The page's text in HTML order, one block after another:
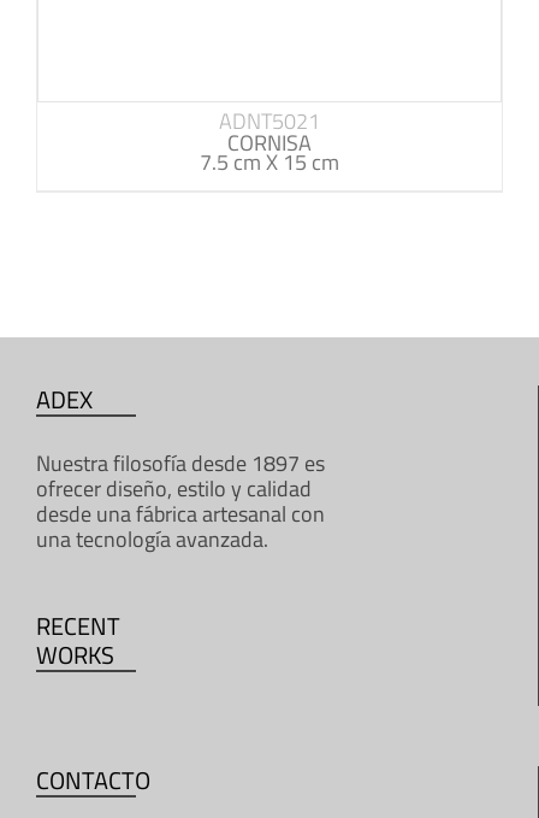
ADNT5021
CORNISA
7.5 cm X 15 cm
ADEX
Nuestra filosofía desde 1897 es
ofrecer diseño, estilo y calidad
desde una fábrica artesanal con
una tecnología avanzada.
RECENT
WORKS
CONTACTO